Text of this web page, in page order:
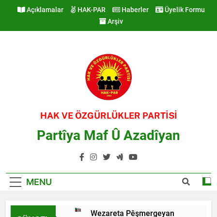
Açıklamalar HAK-PAR Haberler
Üyelik Formu
Arşiv
HAK VE ÖZGÜRLÜKLER PARTİSİ
Partîya Maf Û Azadîyan
MENU
Wezareta Pêşmergeyan